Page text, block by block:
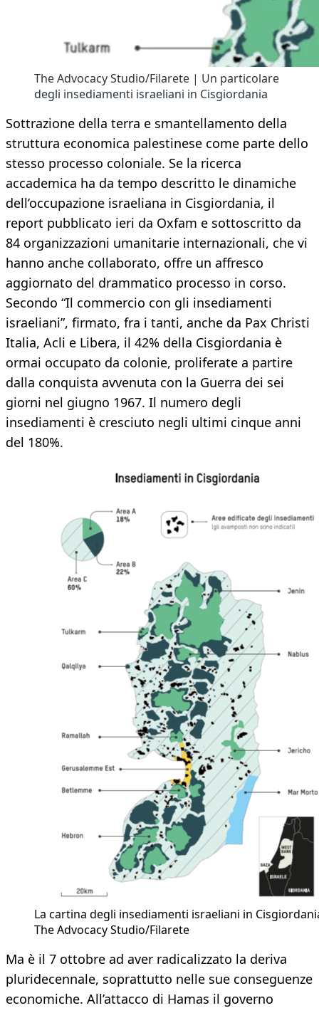
The Advocacy Studio/Filarete | Un particolare
degli insediamenti israeliani in Cisgiordania
Sottrazione della terra e smantellamento della
struttura economica palestinese come parte dello
stesso processo coloniale. Se la ricerca
accademica ha da tempo descritto le dinamiche
dell’occupazione israeliana in Cisgiordania, il
report pubblicato ieri da Oxfam e sottoscritto da
84 organizzazioni umanitarie internazionali, che vi
hanno anche collaborato, offre un affresco
aggiornato del drammatico processo in corso.
Secondo “Il commercio con gli insediamenti
israeliani”, firmato, fra i tanti, anche da Pax Christi
Italia, Acli e Libera, il 42% della Cisgiordania è
ormai occupato da colonie, proliferate a partire
dalla conquista avvenuta con la Guerra dei sei
giorni nel giugno 1967. Il numero degli
insediamenti è cresciuto negli ultimi cinque anni
del 180%.
La cartina degli insediamenti israeliani in
The Advocacy Studio/Filarete
Ma è il 7 ottobre ad aver radicalizzato la deriva
pluridecennale, soprattutto nelle sue conseguenze
economiche. All’attacco di Hamas il governo